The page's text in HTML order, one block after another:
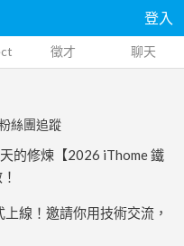
登入
徵才 聊天
絲團追蹤
的修煉【2026 iThome 鐵
線！邀請你用技術交流，